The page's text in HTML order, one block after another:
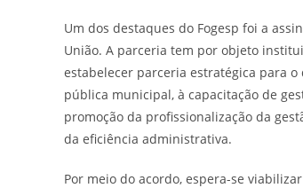
Um dos destaques do Fogesp foi a
União. A parceria tem por objeto
estabelecer parceria estratégica para
pública municipal, à capacitação de
promoção da profissionalização da
da eficiência administrativa.
Por meio do acordo, espera-se